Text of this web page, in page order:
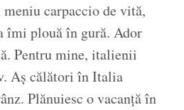
carpaccio de vită,
îmi plouă în gură. Ador
Pentru mine, italienii
Aș călători în Italia
Plănuiesc o vacanță în